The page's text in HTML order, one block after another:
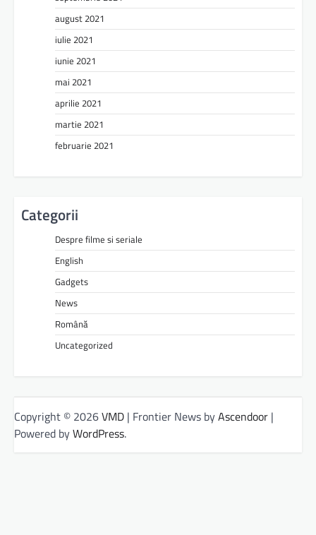
august 2021
iulie 2021
iunie 2021
mai 2021
aprilie 2021
martie 2021
februarie 2021
Categorii
Despre filme si seriale
English
Gadgets
News
Română
Uncategorized
Copyright © 2026VMD | Frontier News byAscendoor |
Powered byWordPress.